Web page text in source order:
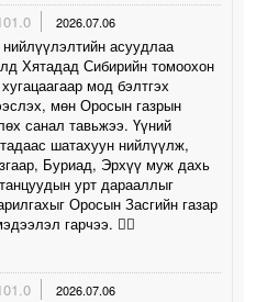
2026.07.06
асуудлаа
Хятадад Сибирийн томоохон
мод бэлтгэх
мөн Оросын газрын
санал тавьжээ. Үүний
шатахуун нийлүүлж,
Буриад, Эрхүү муж дахь
урт дарааллыг
Оросын Засгийн газар
гарчээ. 🤦‍♀️
2026.07.06